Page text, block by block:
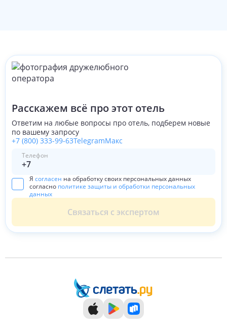
Расскажем всё про этот отель
Ответим на любые вопросы про отель, подберем новые
по вашему запросу
+7 (800) 333-99-63TelegramМакс
Телефон
Я согласен на обработку своих персональных данных
согласно политике защиты и обработки персональных
данных
Связаться с экспертом